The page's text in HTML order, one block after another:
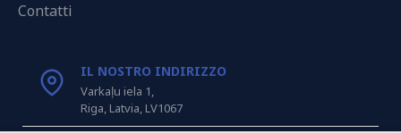
Contatti
IL NOSTRO INDIRIZZO
Varkaļu iela 1,
Riga, Latvia, LV1067